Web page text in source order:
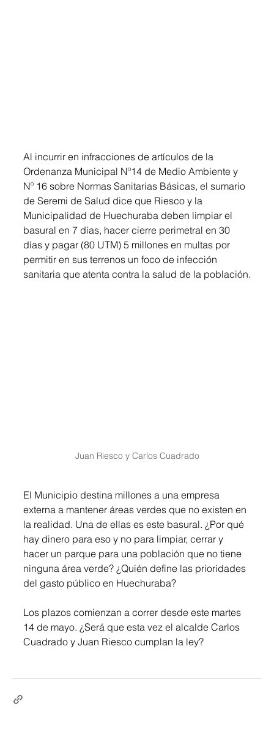
Al incurrir en infracciones de artículos de la
Ordenanza Municipal Nº14 de Medio Ambiente y
Nº 16 sobre Normas Sanitarias Básicas, el sumario
de Seremi de Salud dice que Riesco y la
Municipalidad de Huechuraba deben limpiar el
basural en 7 días, hacer cierre perimetral en 30
días y pagar (80 UTM) 5 millones en multas por
permitir en sus terrenos un foco de infección
sanitaria que atenta contra la salud de la población.
Juan Riesco y Carlos Cuadrado
El Municipio destina millones a una empresa
externa a mantener áreas verdes que no existen en
la realidad. Una de ellas es este basural. ¿Por qué
hay dinero para eso y no para limpiar, cerrar y
hacer un parque para una población que no tiene
ninguna área verde? ¿Quién define las prioridades
del gasto público en Huechuraba?
Los plazos comienzan a correr desde este martes
14 de mayo. ¿Será que esta vez el alcalde Carlos
Cuadrado y Juan Riesco cumplan la ley?